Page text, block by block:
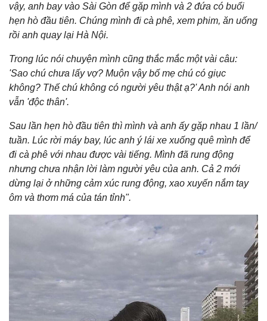
vậy, anh bay vào Sài Gòn để gặp mình và 2 đứa có buổi
hẹn hò đầu tiên. Chúng mình đi cà phê, xem phim, ăn uống
rồi anh quay lại Hà Nội.
Trong lúc nói chuyện mình cũng thắc mắc một vài câu:
'Sao chú chưa lấy vợ? Muộn vậy bố mẹ chú có giục
không? Thế chú không có người yêu thật ạ?' Anh nói anh
vẫn 'độc thân'.
Sau lần hẹn hò đầu tiên thì mình và anh ấy gặp nhau 1 lần/
tuần. Lúc rời máy bay, lúc anh ý lái xe xuống quê mình để
đi cà phê với nhau được vài tiếng. Mình đã rung động
nhưng chưa nhận lời làm người yêu của anh. Cả 2 mới
dừng lại ở những cảm xúc rung động, xao xuyến nắm tay
ôm và thơm má của tán tỉnh".